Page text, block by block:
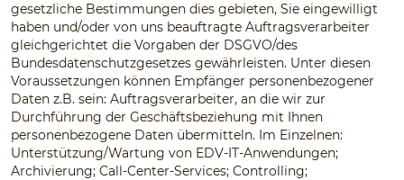
gesetzliche Bestimmungen dies gebieten, Sie eingewilligt
haben und/oder von uns beauftragte Auftragsverarbeiter
gleichgerichtet die Vorgaben der DSGVO/des
Bundesdatenschutzgesetzes gewährleisten. Unter diesen
Voraussetzungen können Empfänger personenbezogener
Daten z.B. sein: Auftragsverarbeiter, an die wir zur
Durchführung der Geschäftsbeziehung mit Ihnen
personenbezogene Daten übermitteln. Im Einzelnen:
Unterstützung/Wartung von EDV-IT-Anwendungen;
Archivierung; Call-Center-Services; Controlling;